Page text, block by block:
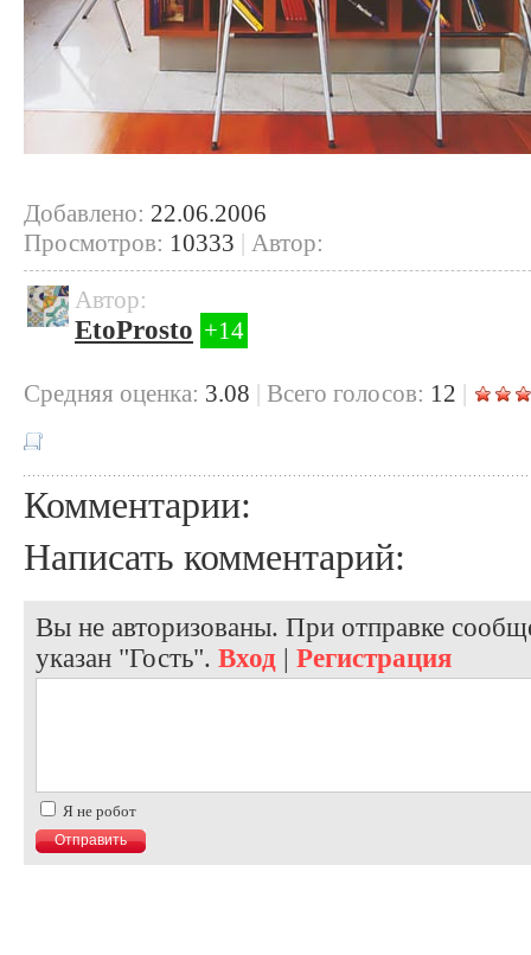
Добавлено: 22.06.2006
Просмотров: 10333 | Автор:
Автор:
EtoProsto +14
Cредняя оценка: 3.08 | Всего голосов: 12 |
Комментарии:
Написать комментарий:
Вы не авторизованы. При отправке
указан "Гость". Вход | Регистрация
Я не робот